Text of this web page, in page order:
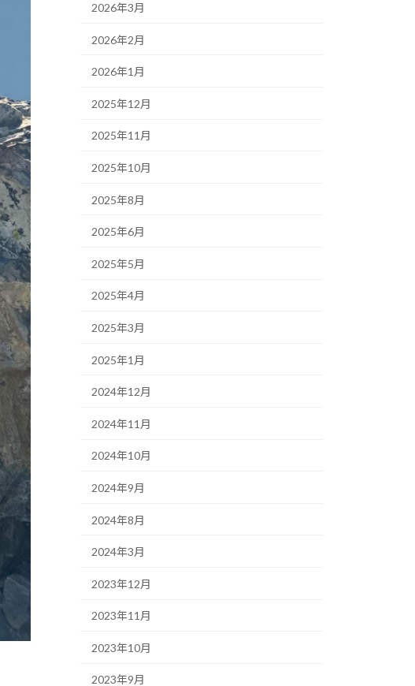
2026年3月
2026年2月
2026年1月
2025年12月
2025年11月
2025年10月
2025年8月
2025年6月
2025年5月
2025年4月
2025年3月
2025年1月
2024年12月
2024年11月
2024年10月
2024年9月
2024年8月
2024年3月
2023年12月
2023年11月
2023年10月
2023年9月